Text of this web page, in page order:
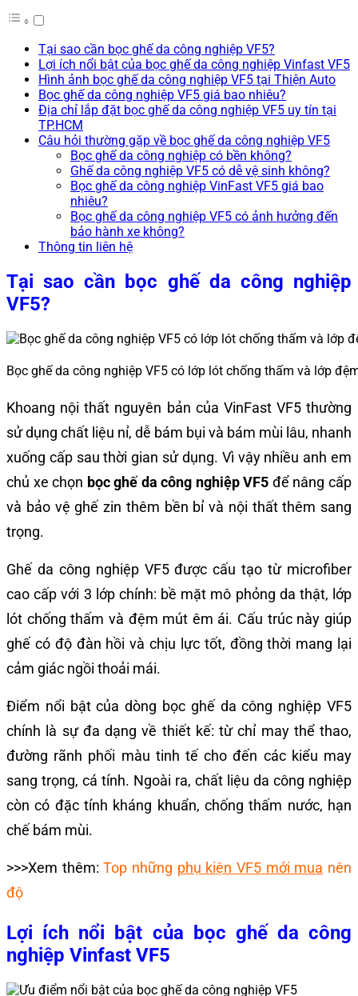
Tại sao cần bọc ghế da công nghiệp VF5?
Lợi ích nổi bật của bọc ghế da công nghiệp Vinfast VF5
Hình ảnh bọc ghế da công nghiệp VF5 tại Thiện Auto
Bọc ghế da công nghiệp VF5 giá bao nhiêu?
Địa chỉ lắp đặt bọc ghế da công nghiệp VF5 uy tín tại
TP.HCM
Câu hỏi thường gặp về bọc ghế da công nghiệp VF5
Bọc ghế da công nghiệp có bền không?
Ghế da công nghiệp VF5 có dễ vệ sinh không?
Bọc ghế da công nghiệp VinFast VF5 giá bao
nhiêu?
Bọc ghế da công nghiệp VF5 có ảnh hưởng đến
bảo hành xe không?
Thông tin liên hệ
Tại sao cần bọc ghế da công nghiệp
VF5?
Bọc ghế da công nghiệp VF5 có lớp lót chống thấm và lớp
Khoang nội thất nguyên bản của VinFast VF5 thường
sử dụng chất liệu nỉ, dễ bám bụi và bám mùi lâu, nhanh
xuống cấp sau thời gian sử dụng. Vì vậy nhiều anh em
chủ xe chọn bọc ghế da công nghiệp VF5 để nâng cấp
và bảo vệ ghế zin thêm bền bỉ và nội thất thêm sang
trọng.
Ghế da công nghiệp VF5 được cấu tạo từ microfiber
cao cấp với 3 lớp chính: bề mặt mô phỏng da thật, lớp
lót chống thấm và đệm mút êm ái. Cấu trúc này giúp
ghế có độ đàn hồi và chịu lực tốt, đồng thời mang lại
cảm giác ngồi thoải mái.
Điểm nổi bật của dòng bọc ghế da công nghiệp VF5
chính là sự đa dạng về thiết kế: từ chỉ may thể thao,
đường rãnh phối màu tinh tế cho đến các kiểu may
sang trọng, cá tính. Ngoài ra, chất liệu da công nghiệp
còn có đặc tính kháng khuẩn, chống thấm nước, hạn
chế bám mùi.
>>>Xem thêm: Top những phụ kiện VF5 mới mua nên
độ
Lợi ích nổi bật của bọc ghế da công
nghiệp Vinfast VF5